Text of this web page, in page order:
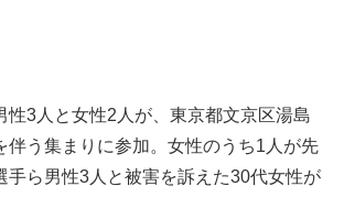
性3人と女性2人が、東京都文京区湯島
伴う集まりに参加。女性のうち1人が先
手ら男性3人と被害を訴えた30代女性が